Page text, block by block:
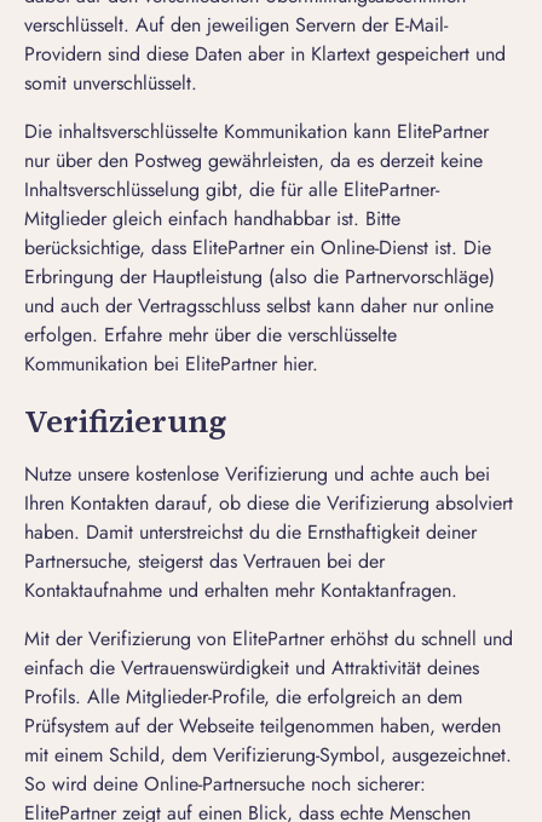
verschlüsselt. Auf den jeweiligen Servern der E-Mail-
Providern sind diese Daten aber in Klartext gespeichert und
somit unverschlüsselt.
Die inhaltsverschlüsselte Kommunikation kann ElitePartner
nur über den Postweg gewährleisten, da es derzeit keine
Inhaltsverschlüsselung gibt, die für alle ElitePartner-
Mitglieder gleich einfach handhabbar ist. Bitte
berücksichtige, dass ElitePartner ein Online-Dienst ist. Die
Erbringung der Hauptleistung (also die Partnervorschläge)
und auch der Vertragsschluss selbst kann daher nur online
erfolgen. Erfahre mehr über die verschlüsselte
Kommunikation bei ElitePartner hier.
Verifizierung
Nutze unsere kostenlose Verifizierung und achte auch bei
Ihren Kontakten darauf, ob diese die Verifizierung absolviert
haben. Damit unterstreichst du die Ernsthaftigkeit deiner
Partnersuche, steigerst das Vertrauen bei der
Kontaktaufnahme und erhalten mehr Kontaktanfragen.
Mit der Verifizierung von ElitePartner erhöhst du schnell und
einfach die Vertrauenswürdigkeit und Attraktivität deines
Profils. Alle Mitglieder-Profile, die erfolgreich an dem
Prüfsystem auf der Webseite teilgenommen haben, werden
mit einem Schild, dem Verifizierung-Symbol, ausgezeichnet.
So wird deine Online-Partnersuche noch sicherer:
ElitePartner zeigt auf einen Blick, dass echte Menschen